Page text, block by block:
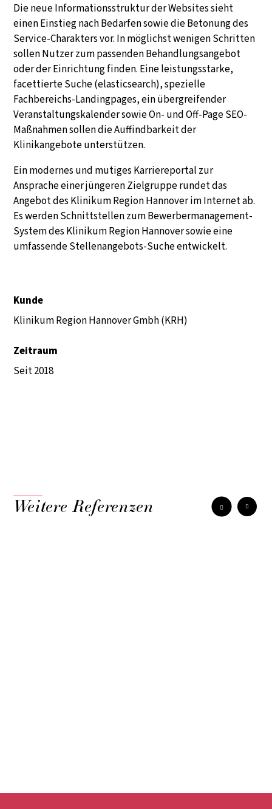
Die neue Informationsstruktur der Websites sieht
einen Einstieg nach Bedarfen sowie die Betonung des
Service-Charakters vor. In möglichst wenigen Schritten
sollen Nutzer zum passenden Behandlungsangebot
oder der Einrichtung finden. Eine leistungsstarke,
facettierte Suche (elasticsearch), spezielle
Fachbereichs-Landingpages, ein übergreifender
Veranstaltungskalender sowie On- und Off-Page SEO-
Maßnahmen sollen die Auffindbarkeit der
Klinikangebote unterstützen. ​
Ein modernes und mutiges Karriereportal zur
Ansprache einer jüngeren Zielgruppe rundet das
Angebot des Klinikum Region Hannover im Internet ab.
Es werden Schnittstellen zum Bewerbermanagement-
System des Klinikum Region Hannover sowie eine
umfassende Stellenangebots-Suche entwickelt.​
Kunde
Klinikum Region Hannover Gmbh (KRH) ​
Zeitraum
Seit 2018
Weitere Referenzen